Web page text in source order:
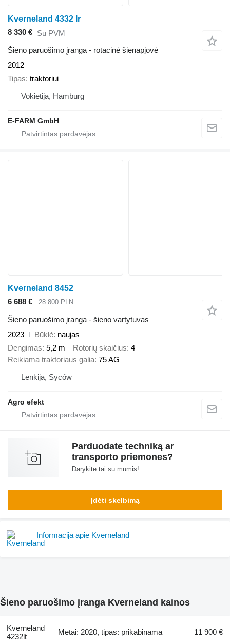
Kverneland 4332 lr
8 330 € Su PVM
Šieno paruošimo įranga - rotacinė šienapjovė
2012
Tipas traktoriui
Vokietija, Hamburg
E-FARM GmbH
Kverneland 8452
6 688 €
28 800 PLN
Šieno paruošimo įranga - šieno vartytuvas
2023
Būklė naujas
Dengimas 5,2 m Rotorių skaičius 4
Reikiama traktoriaus galia 75 AG
Lenkija, Syców
Agro efekt
Parduodate techniką ar
transporto priemones?
Darykite tai su mumis!
Įdėti skelbimą
Informacija apie Kverneland
Šieno paruošimo įranga Kverneland kainos
Kverneland
4232lt
Metai: 2020, tipas: prikabinama 11 900 €